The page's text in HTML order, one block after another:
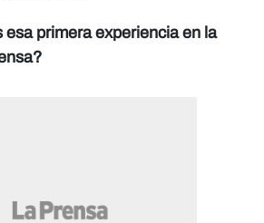
esa primera experiencia en la